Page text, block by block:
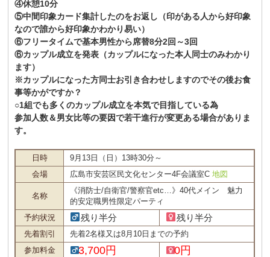
④休憩10分
⑤中間印象カード集計したのをお返し（印がある人から好印象
なので誰から好印象かわかり易い）
⑥フリータイムで基本男性から席替8分2回～3回
⑥カップル成立を発表（カップルになった本人同士のみわかり
ます）
※カップルになった方同士お引き合わせしますのでその後お食
事等かがですか？
○1組でも多くのカップル成立を本気で目指している為
参加人数＆男女比等の要因で若干進行が変更ある場合がありま
す。
日時
9月13日（日）13時30分～
会場
広島市安芸区民文化センター4F会議室C地図
名称
《消防士/自衛官/警察官etc…》40代メイン 魅力
的安定職男性限定パーティ
予約状況
残り半分 残り半分
先着割引
先着2名様又は8月10日までの予約
参加料金
3,700円 0円